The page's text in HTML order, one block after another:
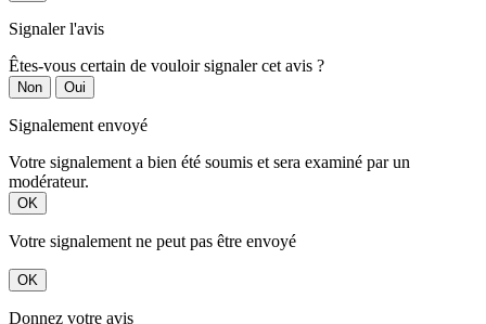
Signaler l'avis
Êtes-vous certain de vouloir signaler cet avis ?
Non Oui
Signalement envoyé
Votre signalement a bien été soumis et sera examiné par un
modérateur.
OK
Votre signalement ne peut pas être envoyé
OK
Donnez votre avis